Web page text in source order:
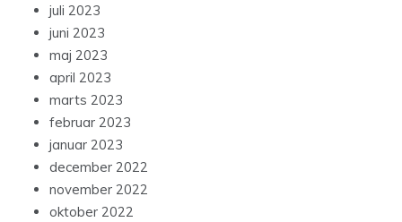
juli 2023
juni 2023
maj 2023
april 2023
marts 2023
februar 2023
januar 2023
december 2022
november 2022
oktober 2022